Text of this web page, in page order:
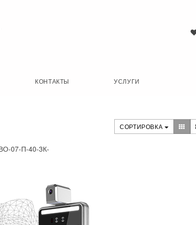
КОНТАКТЫ УСЛУГИ
СОРТИРОВКА